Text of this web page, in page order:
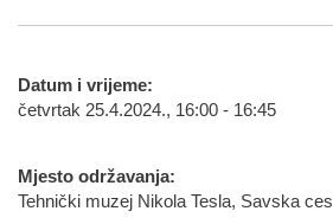
Datum i vrijeme:
četvrtak 25.4.2024., 16:00 - 16:45
Mjesto održavanja:
Tehnički muzej Nikola Tesla, Savska